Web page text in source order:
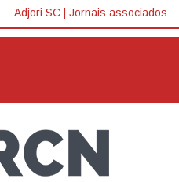
Adjori SC Jornais associados